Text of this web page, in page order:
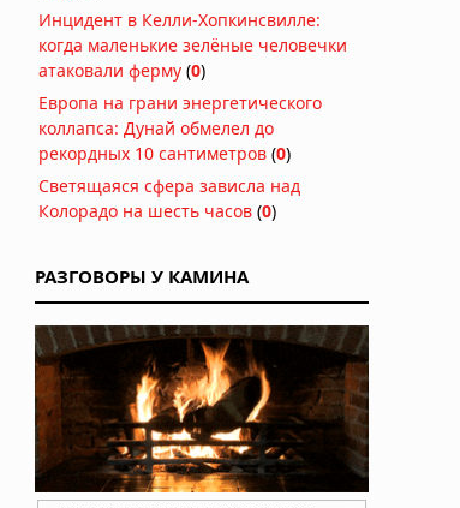
Инцидент в Келли-Хопкинсвилле:
когда маленькие зелёные человечки
атаковали ферму (0)
Европа на грани энергетического
коллапса: Дунай обмелел до
рекордных 10 сантиметров (0)
Светящаяся сфера зависла над
Колорадо на шесть часов (0)
РАЗГОВОРЫ У КАМИНА